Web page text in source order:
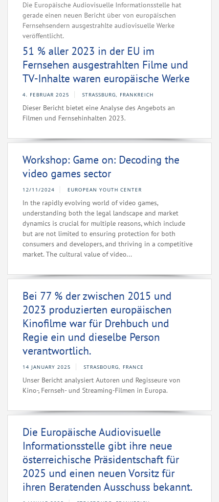
Die Europäische Audiovisuelle Informationsstelle hat
gerade einen neuen Bericht über von europäischen
Fernsehsendern ausgestrahlte audiovisuelle Werke
veröffentlicht.
51 % aller 2023 in der EU im
Fernsehen ausgestrahlten Filme und
TV-Inhalte waren europäische Werke
4. FEBRUAR 2025 STRASSBURG, FRANKREICH
Dieser Bericht bietet eine Analyse des Angebots an
Filmen und Fernsehinhalten 2023.
Workshop: Game on: Decoding the
video games sector
12/11/2024 EUROPEAN YOUTH CENTER
In the rapidly evolving world of video games,
understanding both the legal landscape and market
dynamics is crucial for multiple reasons, which include
but are not limited to ensuring protection for both
consumers and developers, and thriving in a competitive
market. The cultural value of video...
Bei 77 % der zwischen 2015 und
2023 produzierten europäischen
Kinofilme war für Drehbuch und
Regie ein und dieselbe Person
verantwortlich.
14 JANUARY 2025 STRASBOURG, FRANCE
Unser Bericht analysiert Autoren und Regisseure von
Kino-, Fernseh- und Streaming-Filmen in Europa.
Die Europäische Audiovisuelle
Informationsstelle gibt ihre neue
österreichische Präsidentschaft für
2025 und einen neuen Vorsitz für
ihren Beratenden Ausschuss bekannt.